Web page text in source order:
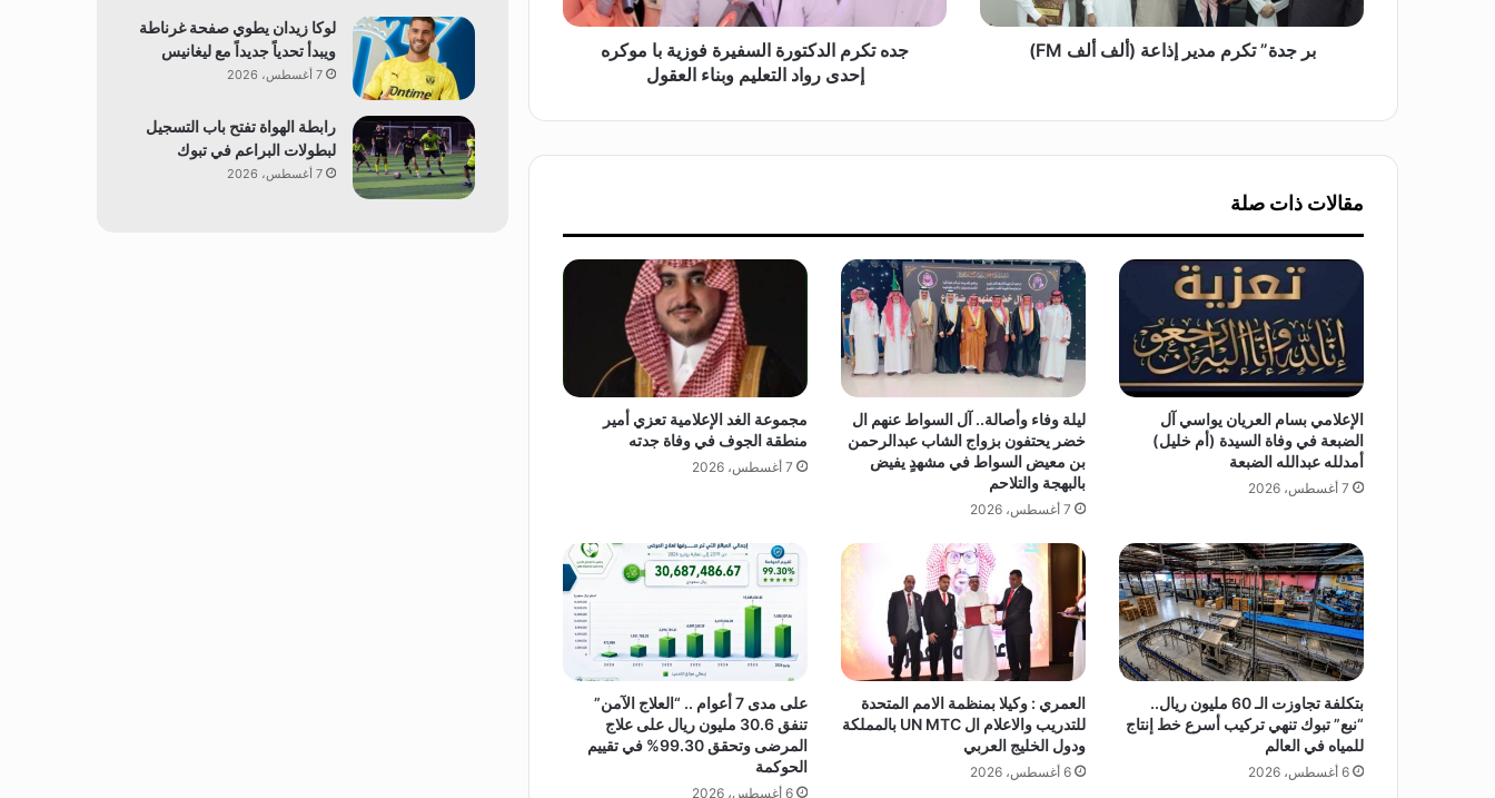
ر
ي
ا
ع
ة
(
ل
ف
F
M
)
بر جدة” تكرم مدير إذاعة (ألف ألف FM)
ل
و
س
ف
ي
ر
ة
و
ز
ي
ة
ب
ك
ر
ه
إ
ح
د
ى
ر
جده تكرم الدكتورة السفيرة فوزية با موكره
إحدى رواد التعليم وبناء العقول
مقالات ذات صلة
الإعلامي بسام العريان يواسي آل
الضبعة في وفاة السيدة (أم خليل)
أمدلله عبدالله الضبعة
7 أغسطس، 2026
ليلة وفاء وأصالة.. آل السواط عنهم ال
خضر يحتفون بزواج الشاب عبدالرحمن
بن معيض السواط في مشهدٍ يفيض
بالبهجة والتلاحم
7 أغسطس، 2026
مجموعة الغد الإعلامية تعزي أمير
منطقة الجوف في وفاة جدته
7 أغسطس، 2026
بتكلفة تجاوزت الـ 60 مليون ريال..
“نبع” تبوك تنهي تركيب أسرع خط إنتاج
للمياه في العالم
6 أغسطس، 2026
العمري : وكيلا بمنظمة الامم المتحدة
للتدريب والاعلام ال UN MTC بالمملكة
ودول الخليج العربي
6 أغسطس، 2026
على مدى 7 أعوام .. “العلاج الآمن”
تنفق 30.6 مليون ريال على علاج
المرضى وتحقق 99.30% في تقييم
الحوكمة
6 أغسطس، 2026
لوكا زيدان يطوي صفحة غرناطة
ويبدأ تحدياً جديداً مع ليغانيس
7 أغسطس، 2026
رابطة الهواة تفتح باب التسجيل
لبطولات البراعم في تبوك
7 أغسطس، 2026